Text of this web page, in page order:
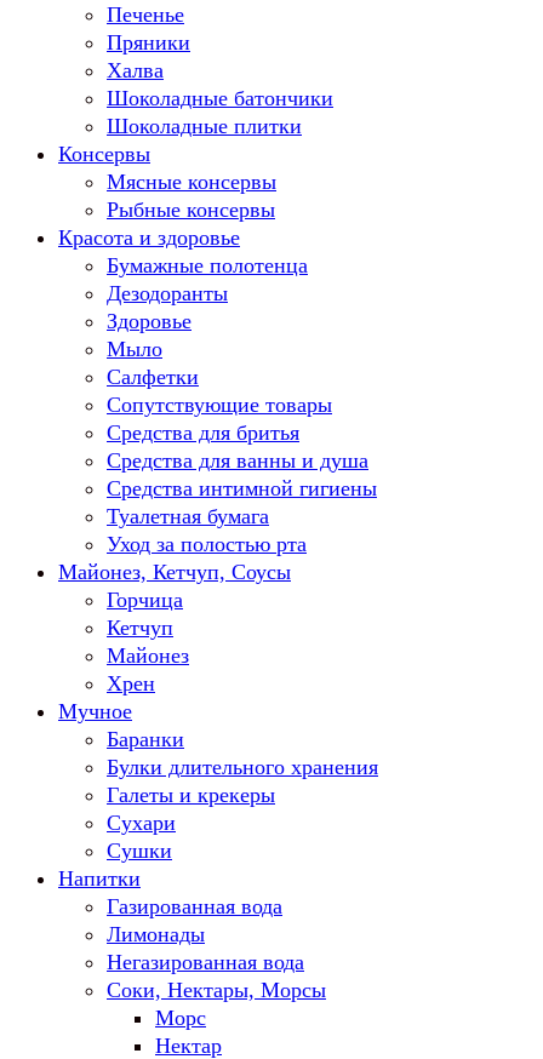
Печенье
Пряники
Халва
Шоколадные батончики
Шоколадные плитки
Консервы
Мясные консервы
Рыбные консервы
Красота и здоровье
Бумажные полотенца
Дезодоранты
Здоровье
Мыло
Салфетки
Сопутствующие товары
Средства для бритья
Средства для ванны и душа
Средства интимной гигиены
Туалетная бумага
Уход за полостью рта
Майонез, Кетчуп, Соусы
Горчица
Кетчуп
Майонез
Хрен
Мучное
Баранки
Булки длительного хранения
Галеты и крекеры
Сухари
Сушки
Напитки
Газированная вода
Лимонады
Негазированная вода
Соки, Нектары, Морсы
Морс
Нектар